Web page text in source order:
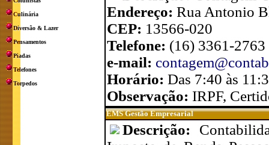
Culinária
Diversão & Lazer
Pensamentos
Piadas
Telefones
Torpedos
Endereço: Rua Antonio
CEP: 13566-020
Telefone: (16) 3361-
e-mail:
Horário: Das 7:40 às
Observação: IRPF,
EMS Gestão Empresarial
Descrição: